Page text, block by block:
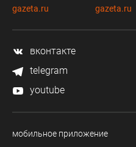
gazeta.ru
gazeta.ru
вконтакте
telegram
youtube
мобильное приложение